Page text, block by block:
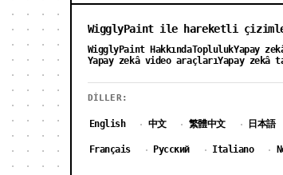
WigglyPaint ile hareketli
WigglyPaint HakkındaToplulukYapay
Yapay zekâ video araçlarıYapay zekâ
DILLER:
English · 中文 · 繁體中文 · 日本語
Français · Русский · Italiano ·